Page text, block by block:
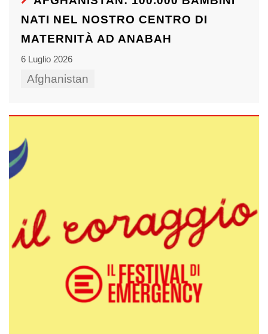
NATI NEL NOSTRO CENTRO DI
MATERNITÀ AD ANABAH
6 Luglio 2026
Afghanistan